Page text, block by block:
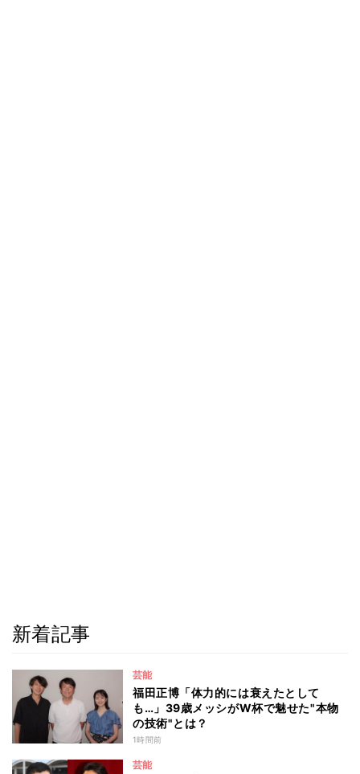
新着記事
芸能
福田正博「体力的には衰えたとして
も…」39歳メッシがW杯で魅せた"本物
の技術"とは？
1時間前
芸能